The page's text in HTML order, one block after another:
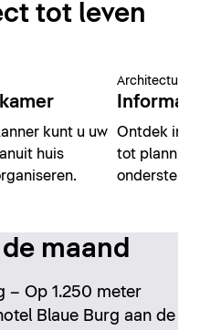
tot leven
kunt u uw
huis
Architectuur
Ontdek
tot
maand
– Op 1.250 meter
Blaue Burg aan de